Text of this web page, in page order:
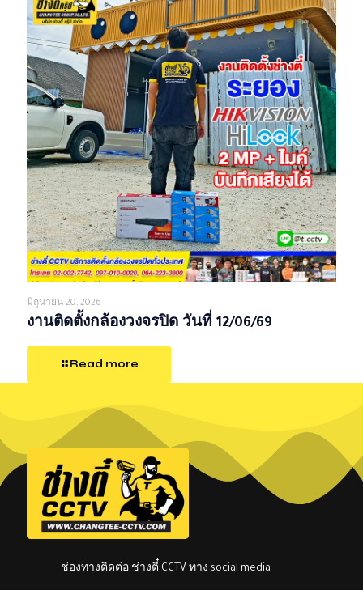
มิถุนายน 20, 2026
งานติดตั้งกล้องวงจรปิด วันที่ 12/06/69
Read more
ช่องทางติดต่อ ช่างตี๋ CCTV ทาง social media